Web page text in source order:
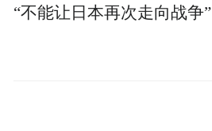
“不能让日本再次走向战争”